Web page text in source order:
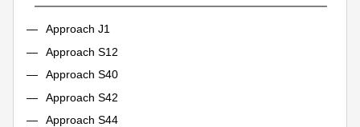
Approach J1
Approach S12
Approach S40
Approach S42
Approach S44